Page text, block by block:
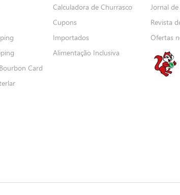
Card
Calculadora de Churrasco
Cupons
Importados
Alimentação Inclusiva
Jornal
Revista
Ofertas